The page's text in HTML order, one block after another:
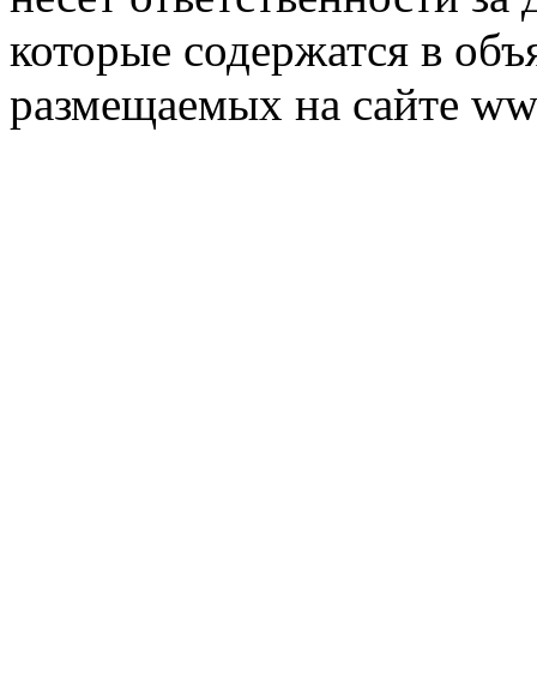
которые содержатся в
размещаемых на сайте